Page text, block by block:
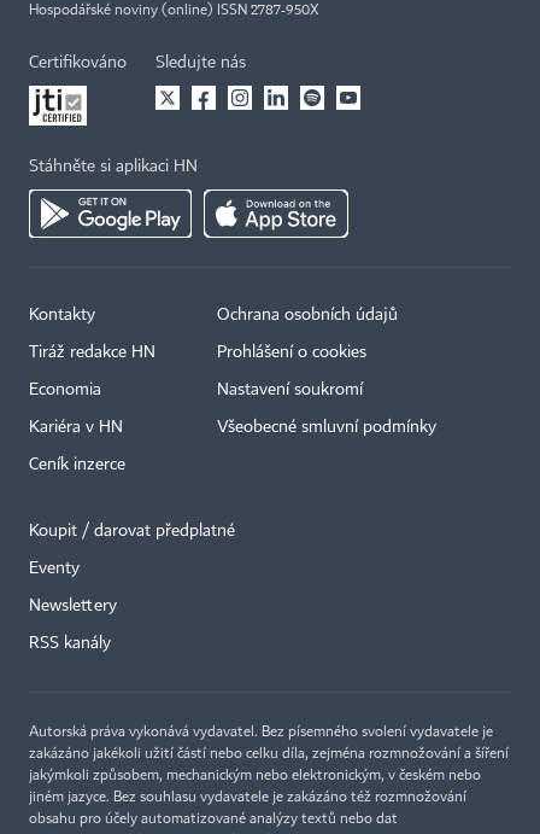
Hospodářské noviny (online) ISSN 2787-950X
Certifikováno Sledujte nás
Stáhněte si aplikaci HN
Kontakty
Tiráž redakce HN
Economia
Kariéra v HN
Ceník inzerce
Ochrana osobních údajů
Prohlášení o cookies
Nastavení soukromí
Všeobecné smluvní podmínky
Koupit / darovat předplatné
Eventy
Newslettery
RSS kanály
Autorská práva vykonává vydavatel. Bez písemného svolení vydavatele je
zakázáno jakékoli užití částí nebo celku díla, zejména rozmnožování a šíření
jakýmkoli způsobem, mechanickým nebo elektronickým, v českém nebo
jiném jazyce. Bez souhlasu vydavatele je zakázáno též rozmnožování
obsahu pro účely automatizované analýzy textů nebo dat